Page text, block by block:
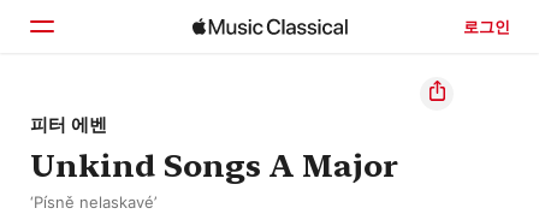
로그인
홈
둘러보기
피터 에벤
Unkind Songs A Major
‘Písně nelaskavé’